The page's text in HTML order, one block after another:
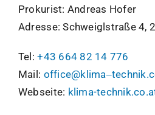
FB
Prokurist: Andreas Hofer
Adresse: Schweiglstraße 4,
Tel:+43 664 82 14 776
Mail:
Webseite: klima-